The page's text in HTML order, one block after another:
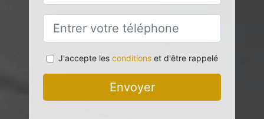
J'accepte les conditionset d'être rappelé
Envoyer